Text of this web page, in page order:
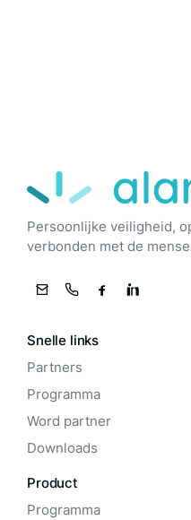
Alarmira
Persoonlijke veiligheid,
verbonden met de
E-mailTelefoonFacebook
LinkedIn
Snelle links
Partners
Programma
Word partner
Downloads
Product
Programma